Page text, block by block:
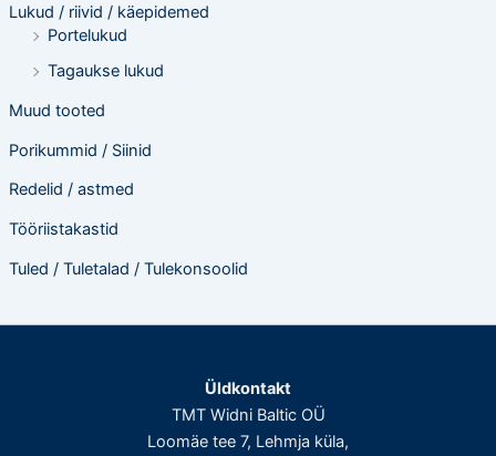
Lukud / riivid / käepidemed
Portelukud
Tagaukse lukud
Muud tooted
Porikummid / Siinid
Redelid / astmed
Tööriistakastid
Tuled / Tuletalad / Tulekonsoolid
Üldkontakt
TMT Widni Baltic OÜ
Loomäe tee 7, Lehmja küla,